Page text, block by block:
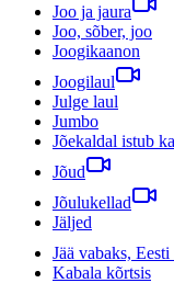
Joo ja jaura
Joo, sõber, joo
Joogikaanon
Joogilaul
Julge laul
Jumbo
Jõekaldal istub
Jõud
Jõulukellad
Jäljed
Jää vabaks, Eesti
Kabala kõrtsis